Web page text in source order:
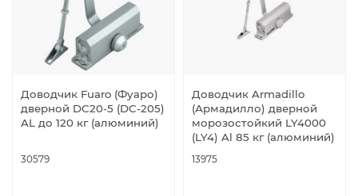
Доводчик Fuaro (Фуаро)
дверной DC20-5 (DC-205)
AL до 120 кг (алюминий)
30579
Доводчик Armadillo
(Армадилло) дверной
морозостойкий LY4000
(LY4) Al 85 кг (алюминий)
13975